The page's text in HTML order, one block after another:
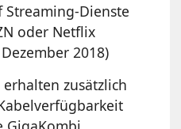
Dienste
oder Netflix
2018)
zusätzlich